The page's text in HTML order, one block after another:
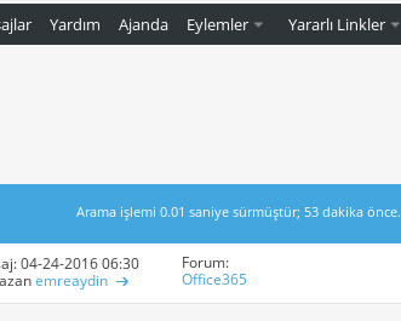
Yardım Ajanda Eylemler Yararlı Linkler
Arama işlemi 0.01 saniye sürmüştür; 53 dakika önce.
04-24-201606:30 PM
emreaydin
Forum:
Office365